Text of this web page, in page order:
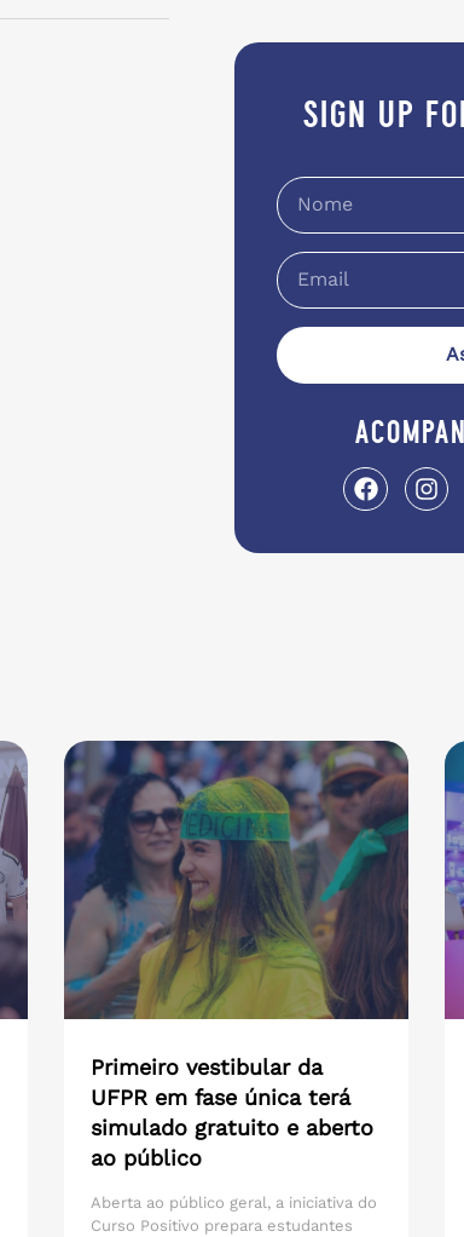
sign up
Primeiro vestibular da
UFPR em fase única terá
simulado gratuito e aberto
ao público
Aberta ao público geral, a iniciativa do
Curso Positivo prepara estudantes